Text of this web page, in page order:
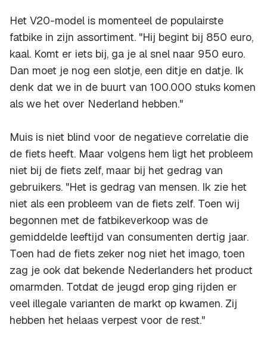
Het V20-model is momenteel de populairste
fatbike in zijn assortiment. "Hij begint bij 850 euro,
kaal. Komt er iets bij, ga je al snel naar 950 euro.
Dan moet je nog een slotje, een ditje en datje. Ik
denk dat we in de buurt van 100.000 stuks komen
als we het over Nederland hebben."
Muis is niet blind voor de negatieve correlatie die
de fiets heeft. Maar volgens hem ligt het probleem
niet bij de fiets zelf, maar bij het gedrag van
gebruikers. "Het is gedrag van mensen. Ik zie het
niet als een probleem van de fiets zelf. Toen wij
begonnen met de fatbikeverkoop was de
gemiddelde leeftijd van consumenten dertig jaar.
Toen had de fiets zeker nog niet het imago, toen
zag je ook dat bekende Nederlanders het product
omarmden. Totdat de jeugd erop ging rijden er
veel illegale varianten de markt op kwamen. Zij
hebben het helaas verpest voor de rest."